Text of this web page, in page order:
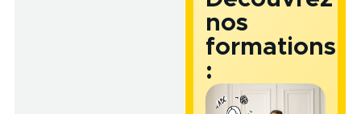
nos
formations
: